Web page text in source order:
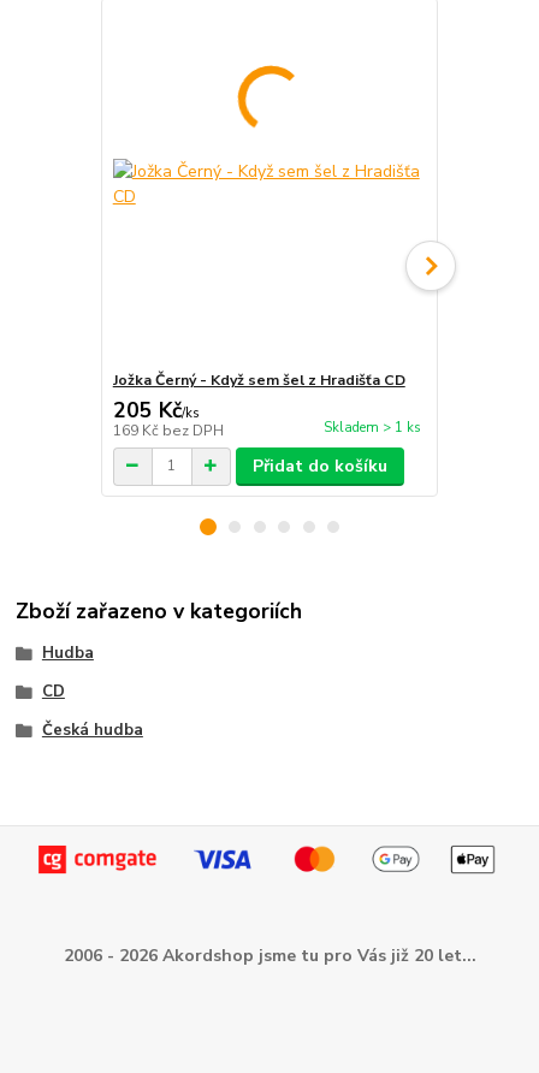
Jožka Černý - Když sem šel z Hradišťa CD
205 Kč/ks
169 Kč bez DPH Skladem > 1 ks
Přidat do košíku
Zboží zařazeno v kategoriích
Hudba
CD
Česká hudba
2006 - 2026 Akordshop jsme tu pro Vás již 20 let...